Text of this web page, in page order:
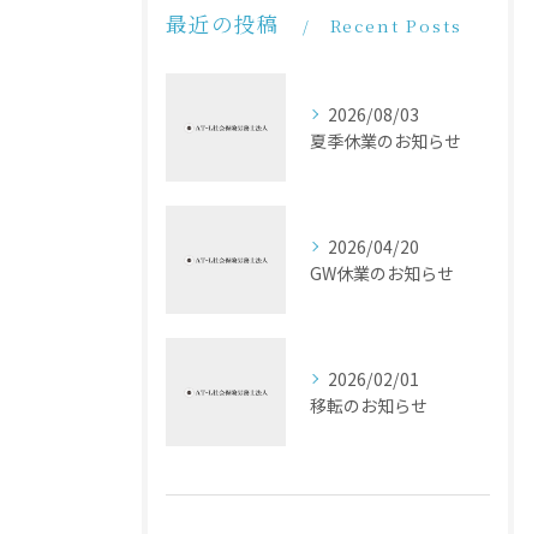
最近の投稿 Recent Posts
2026/08/03
夏季休業のお知らせ
2026/04/20
GW休業のお知らせ
2026/02/01
移転のお知らせ